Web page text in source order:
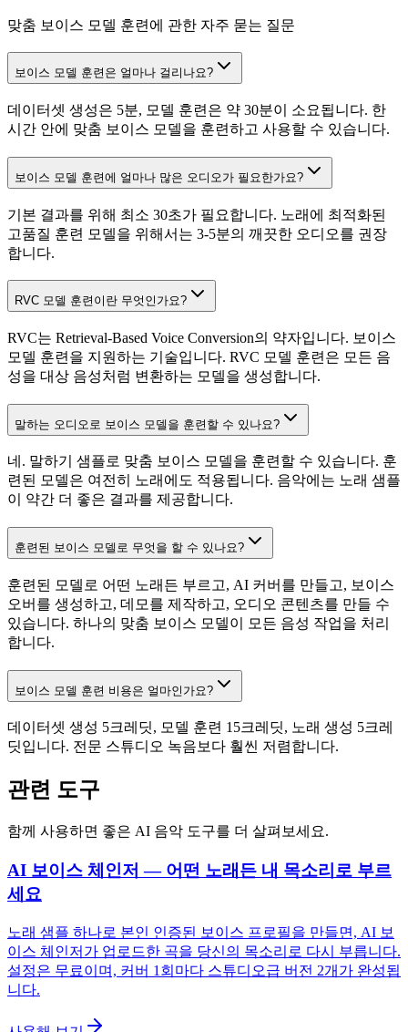
맞춤 보이스 모델 훈련에 관한 자주 묻는 질문
보이스 모델 훈련은 얼마나 걸리나요?
데이터셋 생성은 5분, 모델 훈련은 약 30분이 소요됩니다. 한
시간 안에 맞춤 보이스 모델을 훈련하고 사용할 수 있습니다.
보이스 모델 훈련에 얼마나 많은 오디오가 필요한가요?
기본 결과를 위해 최소 30초가 필요합니다. 노래에 최적화된
고품질 훈련 모델을 위해서는 3-5분의 깨끗한 오디오를 권장
합니다.
RVC 모델 훈련이란 무엇인가요?
RVC는 Retrieval-Based Voice Conversion의 약자입니다. 보이스
모델 훈련을 지원하는 기술입니다. RVC 모델 훈련은 모든 음
성을 대상 음성처럼 변환하는 모델을 생성합니다.
말하는 오디오로 보이스 모델을 훈련할 수 있나요?
네. 말하기 샘플로 맞춤 보이스 모델을 훈련할 수 있습니다. 훈
련된 모델은 여전히 노래에도 적용됩니다. 음악에는 노래 샘플
이 약간 더 좋은 결과를 제공합니다.
훈련된 보이스 모델로 무엇을 할 수 있나요?
훈련된 모델로 어떤 노래든 부르고, AI 커버를 만들고, 보이스
오버를 생성하고, 데모를 제작하고, 오디오 콘텐츠를 만들 수
있습니다. 하나의 맞춤 보이스 모델이 모든 음성 작업을 처리
합니다.
보이스 모델 훈련 비용은 얼마인가요?
데이터셋 생성 5크레딧, 모델 훈련 15크레딧, 노래 생성 5크레
딧입니다. 전문 스튜디오 녹음보다 훨씬 저렴합니다.
관련 도구
함께 사용하면 좋은 AI 음악 도구를 더 살펴보세요.
AI 보이스 체인저 — 어떤 노래든 내 목소리로 부르
세요
노래 샘플 하나로 본인 인증된 보이스 프로필을 만들면, AI 보
이스 체인저가 업로드한 곡을 당신의 목소리로 다시 부릅니다.
설정은 무료이며, 커버 1회마다 스튜디오급 버전 2개가 완성됩
니다.